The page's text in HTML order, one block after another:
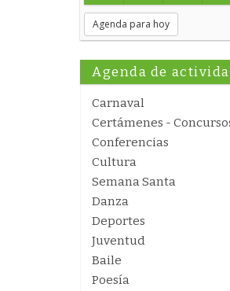
Agenda para hoy
Agenda de
Carnaval
Certámenes -
Conferencias
Cultura
Semana Santa
Danza
Deportes
Juventud
Baile
Poesía